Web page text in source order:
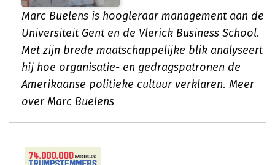
Marc Buelens is hoogleraar management aan de
Universiteit Gent en de Vlerick Business School.
Met zijn brede maatschappelijke blik analyseert
hij hoe organisatie- en gedragspatronen de
Amerikaanse politieke cultuur verklaren. Meer
over Marc Buelens